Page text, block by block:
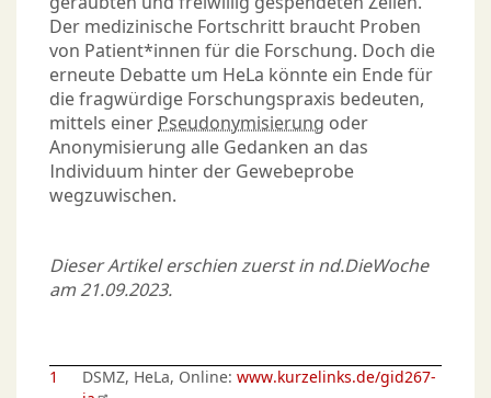
Der medizinische Fortschritt braucht Proben
von Patient*innen für die Forschung. Doch die
erneute Debatte um HeLa könnte ein Ende für
die fragwürdige Forschungspraxis bedeuten,
mittels einer Pseudonymisierung oder
Anonymisierung alle Gedanken an das
Individuum hinter der Gewebeprobe
wegzuwischen.
Dieser Artikel erschien zuerst in nd.DieWoche
am 21.09.2023.
1 DSMZ, HeLa, Online: www.kurzelinks.de/gid267-